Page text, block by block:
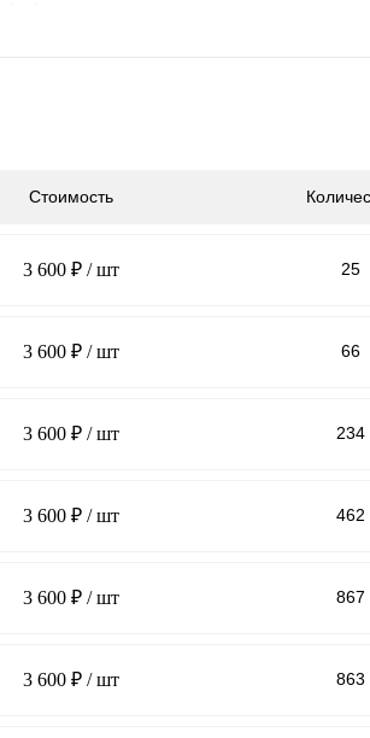
Стоимость
3 600 ₽ / шт 25
3 600 ₽ / шт 66
3 600 ₽ / шт 234
3 600 ₽ / шт 462
3 600 ₽ / шт 867
3 600 ₽ / шт 863